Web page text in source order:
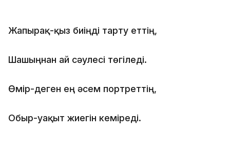
Жапырақ-қыз биіңді тарту еттің,
Шашыңнан ай сәулесі төгіледі.
Өмір-деген ең әсем портреттің,
Обыр-уақыт жиегін кеміреді.